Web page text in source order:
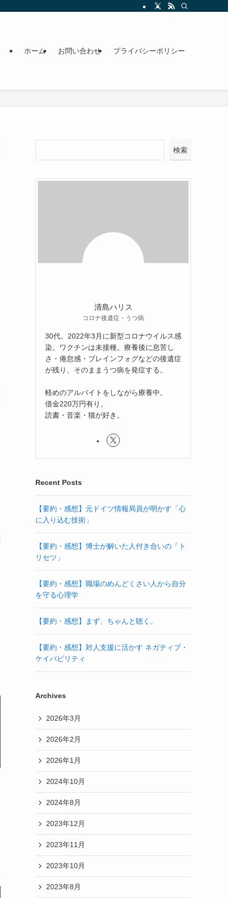
ホーム お問い合わせ プライバシーポリシー
検索
清島ハリス
コロナ後遺症・うつ病
30代。2022年3月に新型コロナウイルス感
染。ワクチンは未接種。療養後に息苦し
さ・倦怠感・ブレインフォグなどの後遺症
が残り、そのままうつ病を発症する。
軽めのアルバイトをしながら療養中。
借金220万円有り。
読書・音楽・猫が好き。
Recent Posts
【要約・感想】元ドイツ情報局員が明かす「心
に入り込む技術」
【要約・感想】博士が解いた人付き合いの「ト
リセツ」
【要約・感想】職場のめんどくさい人から自分
を守る心理学
【要約・感想】まず、ちゃんと聴く。
【要約・感想】対人支援に活かす ネガティブ・
ケイパビリティ
Archives
2026年3月
2026年2月
2026年1月
2024年10月
2024年8月
2023年12月
2023年11月
2023年10月
2023年8月